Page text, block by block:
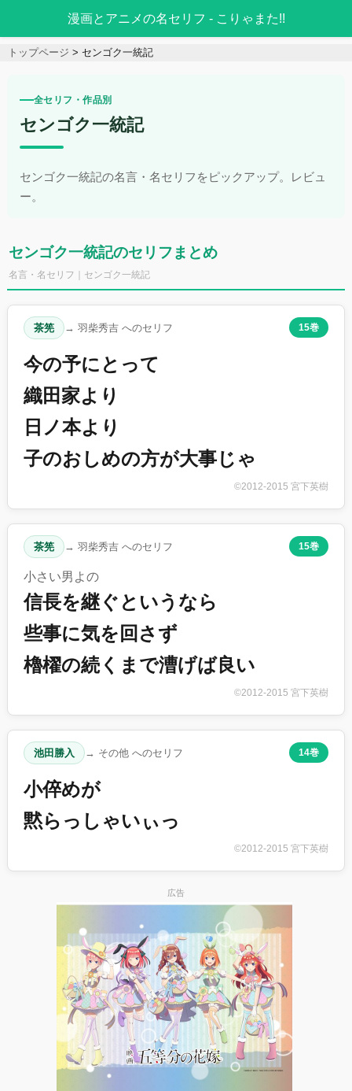
漫画とアニメの名セリフ - こりゃまた!!
トップページ センゴク一統記
全セリフ・作品別
センゴク一統記
センゴク一統記の名言・名セリフをピックアップ。レビュ
ー。
センゴク一統記のセリフまとめ
名言・名セリフ｜センゴク一統記
茶筅 → 羽柴秀吉 へのセリフ 15巻
今の予にとって
織田家より
日ノ本より
子のおしめの方が大事じゃ
©2012-2015 宮下英樹
茶筅 → 羽柴秀吉 へのセリフ 15巻
小さい男よの
信長を継ぐというなら
些事に気を回さず
櫓櫂の続くまで漕げば良い
©2012-2015 宮下英樹
池田勝入 → その他 へのセリフ 14巻
小倅めが
黙らっしゃいぃっ
©2012-2015 宮下英樹
広告